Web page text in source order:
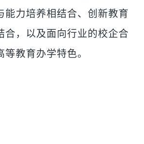
能力培养相结合、创新教育
合，以及面向行业的校企合
教育办学特色。